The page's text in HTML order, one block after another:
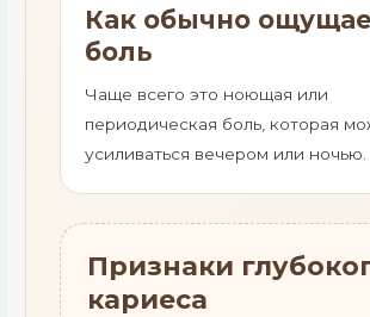
Как обычно
боль
Чаще всего это ноющая или
периодическая боль, которая
усиливаться вечером или ночью.
Признаки
кариеса